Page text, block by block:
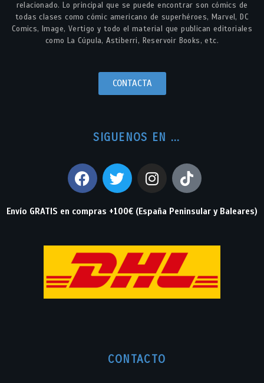
relacionado. Lo principal que se puede encontrar son cómics de
todas clases como cómic americano de superhéroes, Marvel, DC
Comics, Image, Vertigo y todo el material que publican editoriales
como La Cúpula, Astiberri, Reservoir Books, etc.
CONTACTA
SIGUENOS EN ...
Envío GRATIS en compras +100€ (España Peninsular y Baleares)
CONTACTO